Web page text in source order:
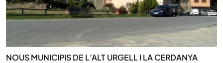
NOUS MUNICIPIS DE L’ALT URGELL I LA CERDANYA